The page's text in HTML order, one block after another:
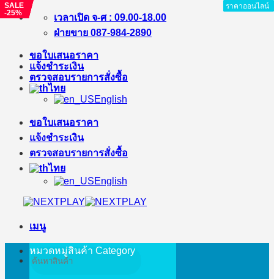
ข้าม
เนื้อหา
เวลาเปิด จ-ศ : 09.00-18.00
ฝ่ายขาย 087-984-2890
ขอใบเสนอราคา
แจ้งชำระเงิน
ตรวจสอบรายการสั่งซื้อ
ไทย
English
ขอใบเสนอราคา
แจ้งชำระเงิน
ตรวจสอบรายการสั่งซื้อ
ไทย
English
เมนู
ค้นหา:
หมวดหมู่สินค้า Category
ราคาออนไลน์
SALE
-11%
ราคาออนไลน์
ราคาออนไลน์
ราคาออนไลน์
ราคาออนไลน์
ราคาออนไลน์
SALE
-4%
ราคาออนไลน์
SALE
-25%